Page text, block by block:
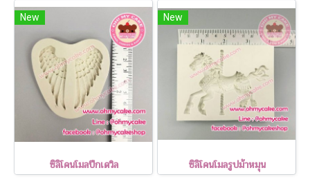
New
ซิลิโคนโมลปีกเดวิล
New
ซิลิโคนโมลรูปม้าหมุน